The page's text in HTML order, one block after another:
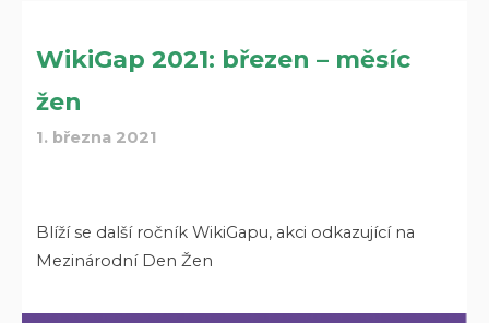
WikiGap 2021: březen – měsíc
žen
1. března 2021
Blíží se další ročník WikiGapu, akci odkazující na
Mezinárodní Den Žen